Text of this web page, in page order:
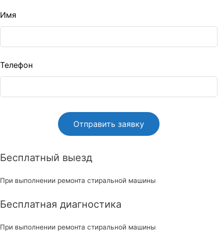
Имя
Телефон
Бесплатный выезд
При выполнении ремонта стиральной машины
Бесплатная диагностика
При выполнении ремонта стиральной машины